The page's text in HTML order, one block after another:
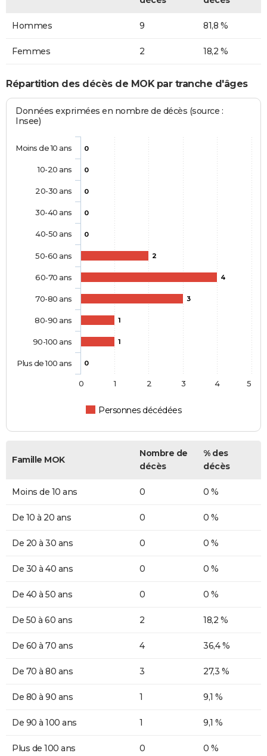
Hommes 9 81,8 %
Femmes 2 18,2 %
Répartition des décès de MOK par tranche d'âges
Données exprimées en nombre de décès (source :
Insee)
0
0
0
0
0
2
4
3
1
1
0
Personnes décédées
Moins de 10 ans
10-20 ans
20-30 ans
30-40 ans
40-50 ans
50-60 ans
60-70 ans
70-80 ans
80-90 ans
90-100 ans
Plus de 100 ans
0 1 2 3 4 5
Famille MOK
Nombre de
décès
% des
décès
Moins de 10 ans 0 0 %
De 10 à 20 ans 0 0 %
De 20 à 30 ans 0 0 %
De 30 à 40 ans 0 0 %
De 40 à 50 ans 0 0 %
De 50 à 60 ans 2 18,2 %
De 60 à 70 ans 4 36,4 %
De 70 à 80 ans 3 27,3 %
De 80 à 90 ans 1 9,1 %
De 90 à 100 ans 1 9,1 %
Plus de 100 ans 0 0 %